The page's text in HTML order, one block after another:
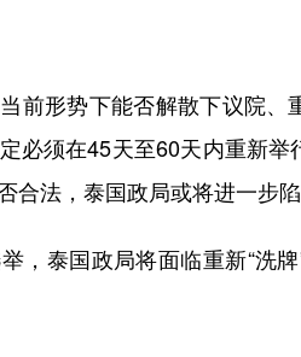
形势下能否解散下议院、
必须在45天至60天内重新
合法，泰国政局或将进一步陷
泰国政局将面临重新“洗牌